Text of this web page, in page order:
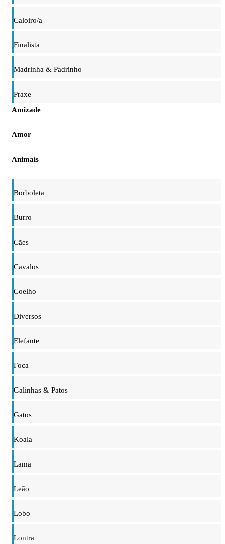
Caloiro/a
Finalista
Madrinha & Padrinho
Praxe
Amizade
Amor
Animais
Borboleta
Burro
Cães
Cavalos
Coelho
Diversos
Elefante
Foca
Galinhas & Patos
Gatos
Koala
Lama
Leão
Lobo
Lontra